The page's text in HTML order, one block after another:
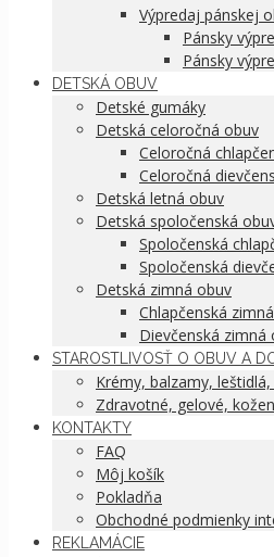
Výpredaj pánskej
Pánsky
Pánsky
DETSKÁ OBUV
Detské gumáky
Detská celoročná obuv
Celoročná
Celoročná
Detská letná obuv
Detská spoločenská
Spoločenská
Spoločenská
Detská zimná obuv
Chlapčenská
Dievčenská zimná
STAROSTLIVOSŤ O OBUV A
Krémy, balzamy,
Zdravotné, gelové,
KONTAKTY
FAQ
Môj košík
Pokladňa
Obchodné podmienky
REKLAMÁCIE